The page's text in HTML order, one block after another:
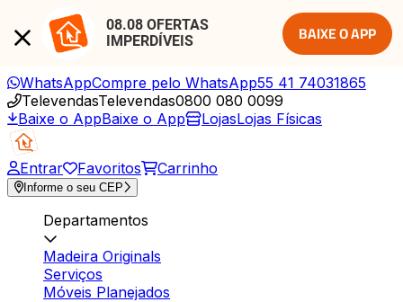
08.08 OFERTAS
IMPERDÍVEIS
BAIXE O APP
WhatsAppCompre pelo WhatsApp55 41 74031865
TelevendasTelevendas0800 080 0099
Baixe o AppBaixe o App LojasLojas Físicas
Entrar Favoritos Carrinho
Informe o seu CEP
Departamentos
Madeira Originals
Serviços
Móveis Planejados